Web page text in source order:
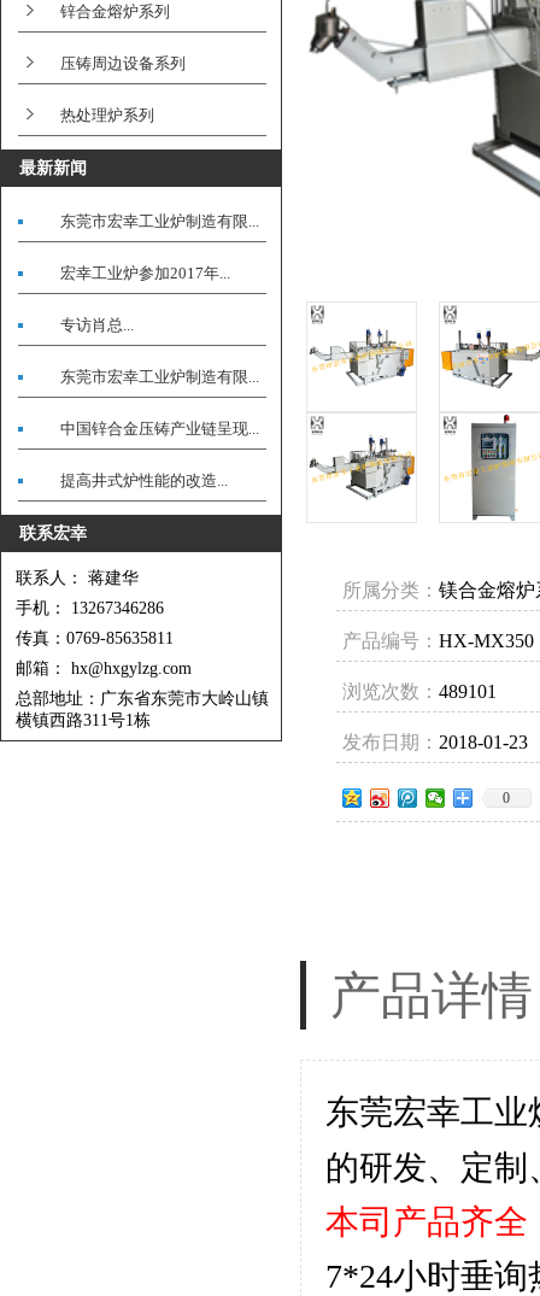
锌合金熔炉系列
压铸周边设备系列
热处理炉系列
最新新闻
东莞市宏幸工业炉制造有限...
宏幸工业炉参加2017年...
专访肖总...
东莞市宏幸工业炉制造有限...
中国锌合金压铸产业链呈现...
提高井式炉性能的改造...
联系宏幸
联系人： 蒋建华
手机： 13267346286
传真：0769-85635811
邮箱： hx@hxgylzg.com
总部地址：广东省东莞市大岭山镇
横镇西路311号1栋
所属分类： 镁合金熔炉
产品编号： HX-MX350
浏览次数： 489101
发布日期： 2018-01-23
0
产品详情
东莞宏幸工
的研发、定
本司产品齐全
7*24小时垂询